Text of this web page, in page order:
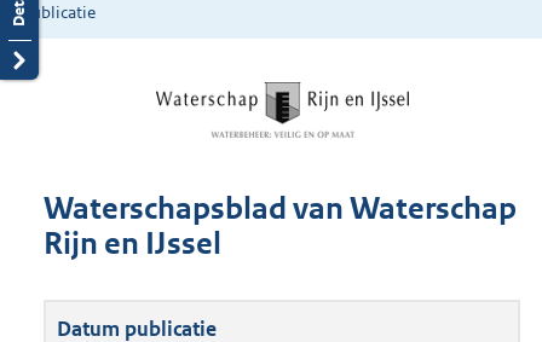
publicatie
Waterschapsblad van Waterschap
Rijn en IJssel